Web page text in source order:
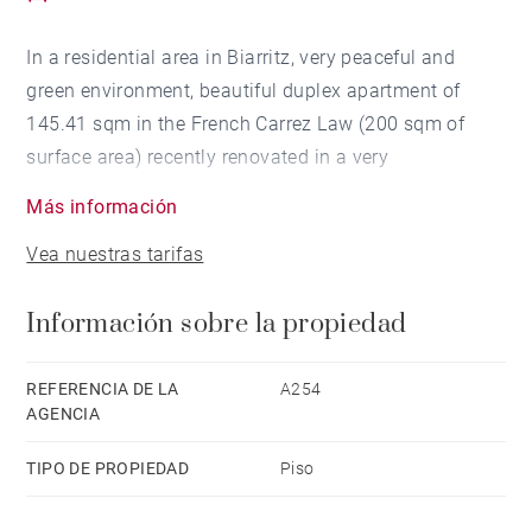
In a residential area in Biarritz, very peaceful and
green environment, beautiful duplex apartment of
145.41 sqm in the French Carrez Law (200 sqm of
surface area) recently renovated in a very
Marcel in 1928) divided into several apartments and
the roofs with a view of the sea and the mountains.
Más información
Vea nuestras tarifas
Información sobre la propiedad
REFERENCIA DE LA
AGENCIA
A254
TIPO DE PROPIEDAD Piso